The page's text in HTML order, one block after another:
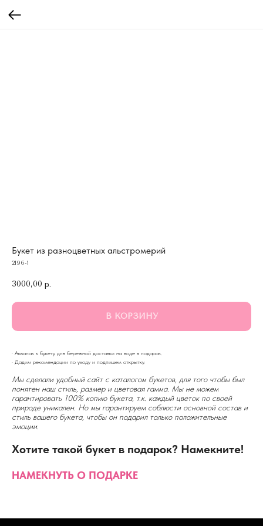
Букет из разноцветных альстромерий
2196-1
3000,00 р.
В КОРЗИНУ
· Аквапак к букету для бережной доставки на воде в подарок.
· Дадим рекомендации по уходу и подпишем открытку.
Мы сделали удобный сайт с каталогом букетов, для того чтобы был
понятен наш стиль, размер и цветовая гамма. Мы не можем
гарантировать 100% копию букета, т.к. каждый цветок по своей
природе уникален. Но мы гарантируем соблюсти основной состав и
стиль вашего букета, чтобы он подарил только положительные
эмоции.
Хотите такой букет в подарок? Намекните!
НАМЕКНУТЬ О ПОДАРКЕ